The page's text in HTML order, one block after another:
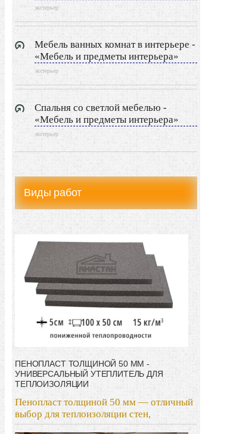
экстерьер
Мебель ванных комнат в интерьере -
«Мебель и предметы интерьера»
экстерьер
Спальня со светлой мебелью -
«Мебель и предметы интерьера»
экстерьер
Виды работ
ПЕНОПЛАСТ ТОЛЩИНОЙ 50 ММ -
УНИВЕРСАЛЬНЫЙ УТЕПЛИТЕЛЬ ДЛЯ
ТЕПЛОИЗОЛЯЦИИ
Пенопласт толщиной 50 мм — отличный
выбор для теплоизоляции стен,